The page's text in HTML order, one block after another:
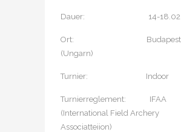
Dauer: 14-
Ort: Budapest
(Ungarn)
Turnier: Indoor
Turnierreglement: IFAA
(International Field Archery
Associatteiion)